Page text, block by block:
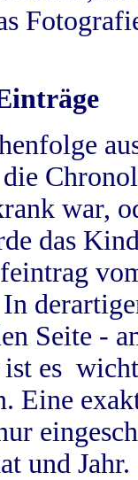
war,
das
Seite -
es
Eine
und Jahr.